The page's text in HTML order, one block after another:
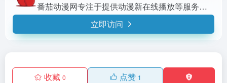
番茄动漫网专注于提供动漫新在线播放等服务的二次元平台，汇聚了海量的动漫资源。
立即访问
收藏 0 点赞 1